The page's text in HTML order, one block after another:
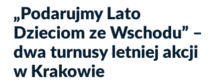
„Podarujmy Lato
Dzieciom ze Wschodu” –
dwa turnusy letniej akcji
w Krakowie